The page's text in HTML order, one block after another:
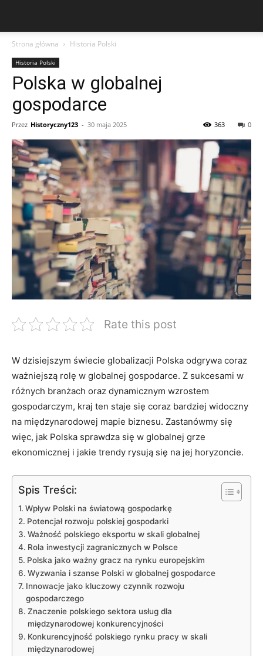
Strona główna Historia Polski
Historia Polski
Polska w globalnej
gospodarce
Przez Historyczny123 - 30 maja 2025 0
363
Rate this post
W dzisiejszym świecie globalizacji Polska odgrywa‌ coraz
ważniejszą rolę w globalnej gospodarce. Z sukcesami ‌w
różnych branżach oraz dynamicznym wzrostem
gospodarczym, kraj ten staje się coraz bardziej widoczny
na międzynarodowej‍ mapie biznesu. Zastanówmy się
‍więc, jak Polska sprawdza się w globalnej grze
ekonomicznej i jakie​ trendy rysują się na jej ⁣horyzoncie.
Spis Treści:
Wpływ Polski na światową gospodarkę
Potencjał rozwoju polskiej gospodarki
Ważność polskiego eksportu w skali globalnej
Rola ​inwestycji zagranicznych w Polsce
Polska jako ważny gracz​ na rynku europejskim
Wyzwania i‍ szanse⁢ Polski w globalnej ​gospodarce
Innowacje jako⁢ kluczowy czynnik rozwoju
gospodarczego
Znaczenie polskiego sektora usług ⁤dla
międzynarodowej konkurencyjności
Konkurencyjność‍ polskiego rynku pracy ⁢w skali
międzynarodowej